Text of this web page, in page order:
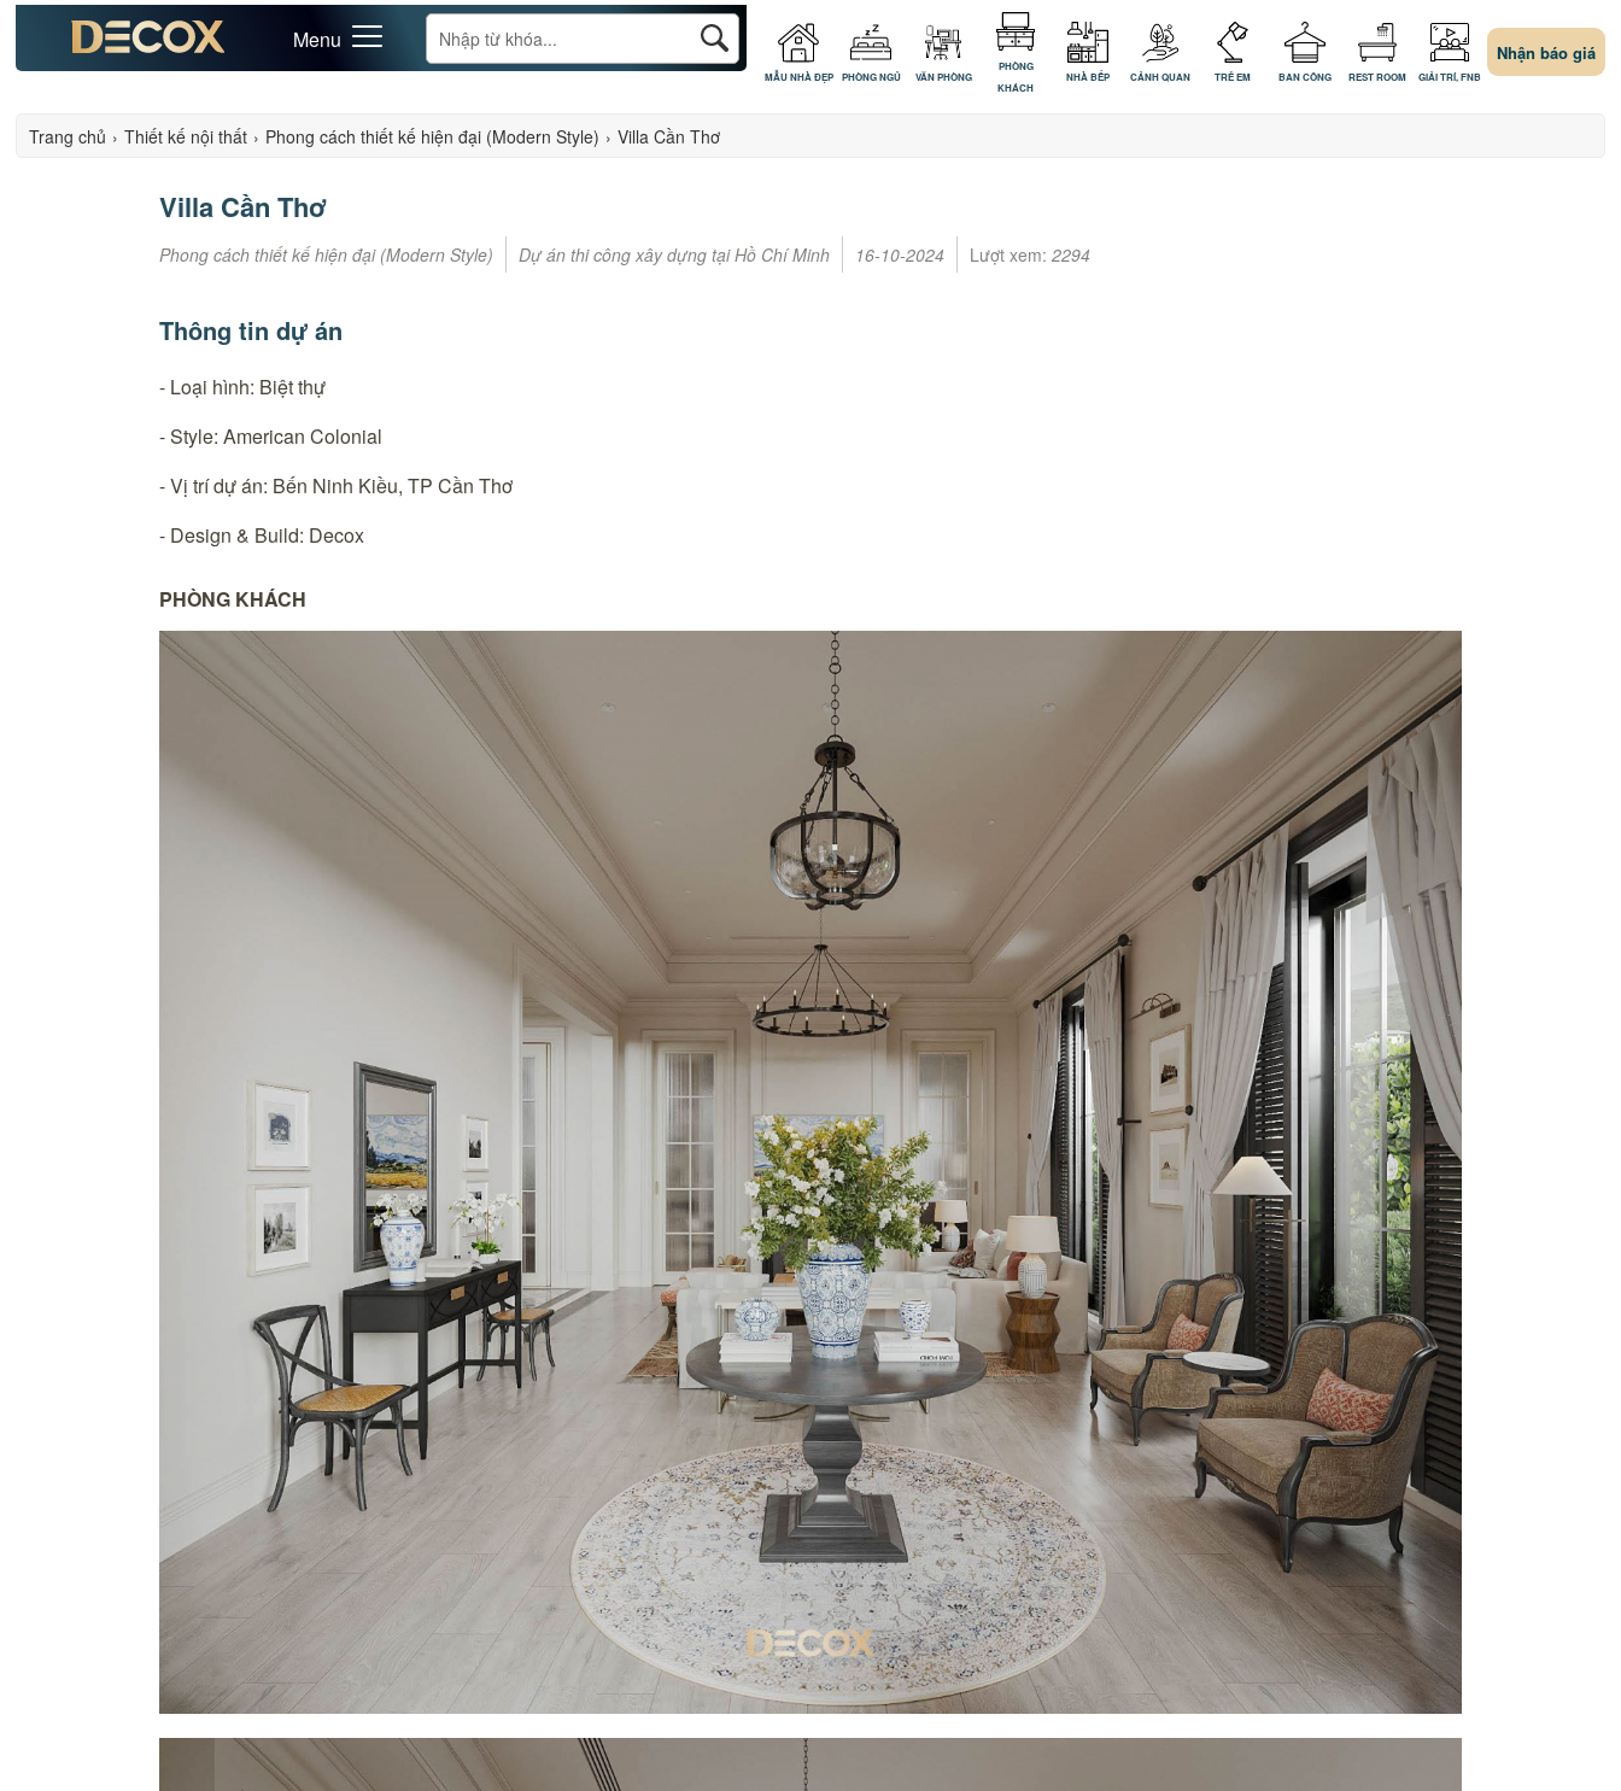
Menu
MẪU NHÀ ĐẸP PHÒNG NGỦ VĂN PHÒNG
PHÒNG
KHÁCH
NHÀ BẾP CẢNH QUAN TRẺ EM BAN CÔNG REST ROOM GIẢI TRÍ, FNB
Nhận báo giá
Trang chủ › Thiết kế nội thất › Phong cách thiết kế hiện đại (Modern Style) › Villa Cần Thơ
Villa Cần Thơ
Phong cách thiết kế hiện đại (Modern Style) Dự án thi công xây dựng tại Hồ Chí Minh 16-10-2024 Lượt xem: 2294
Thông tin dự án
- Loại hình: Biệt thự
- Style: American Colonial
- Vị trí dự án: Bến Ninh Kiều, TP Cần Thơ
- Design & Build: Decox
PHÒNG KHÁCH